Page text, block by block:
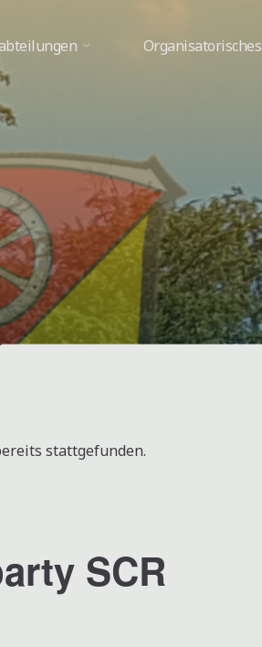
Organisatorisches
stattgefunden.
SCR